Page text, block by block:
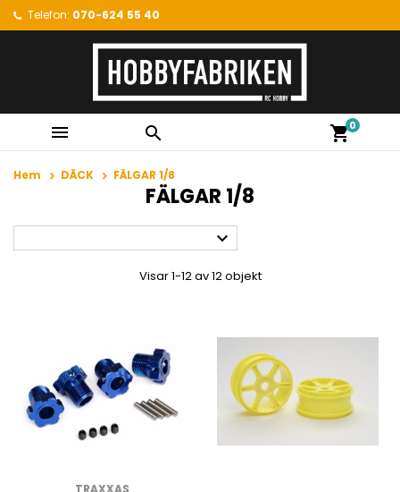
Telefon: 070-624 55 40
  shopping_cart0
Hem DÄCK FÄLGAR 1/8
FÄLGAR 1/8

Visar 1-12 av 12 objekt